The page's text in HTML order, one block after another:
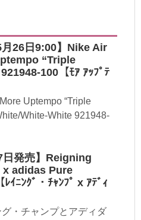
月26日9:00】Nike Air
“Triple
100【ﾓｱ ｱｯﾌﾟﾃ
Uptempo “Triple
White-White 921948-
日発売】Reigning
x adidas Pure
ｲﾆﾝｸﾞ・ﾁｬﾝﾌﾟ x ｱﾃﾞｨ
グ・チャンプとアディダ